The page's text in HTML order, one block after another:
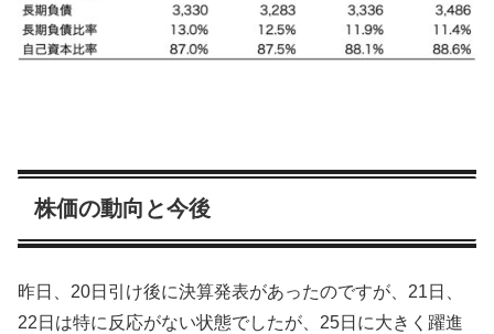
株価の動向と今後
昨日、20日引け後に決算発表があったのですが、21日、
22日は特に反応がない状態でしたが、25日に大きく躍進